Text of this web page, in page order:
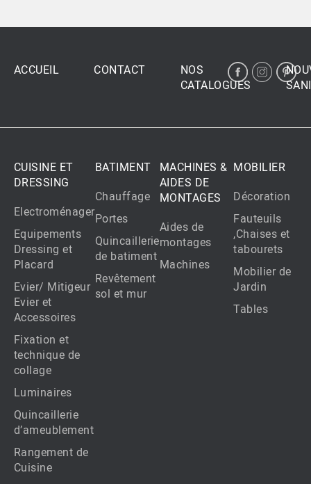
ACCUEIL CONTACT
NOS
CATALOGUES
CUISINE ET
DRESSING
Electroménager
Equipements
Dressing et
Placard
Evier/ Mitigeur
Evier et
Accessoires
Fixation et
technique de
collage
Luminaires
Quincaillerie
d’ameublement
Rangement de
Cuisine
BATIMENT
Chauffage
Portes
Quincaillerie
de batiment
Revêtement
sol et mur
MACHINES &
AIDES DE
MONTAGES
Aides de
montages
Machines
MOBILIER
Décoration
Fauteuils
,Chaises et
tabourets
Mobilier de
Jardin
Tables